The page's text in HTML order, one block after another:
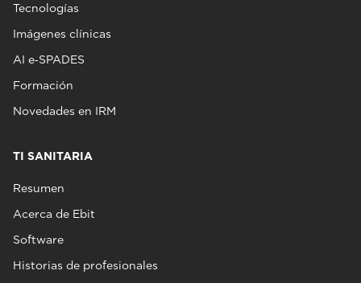
Tecnologías
Imágenes clínicas
AI e‑SPADES
Formación
Novedades en IRM
TI SANITARIA
Resumen
Acerca de Ebit
Software
Historias de profesionales